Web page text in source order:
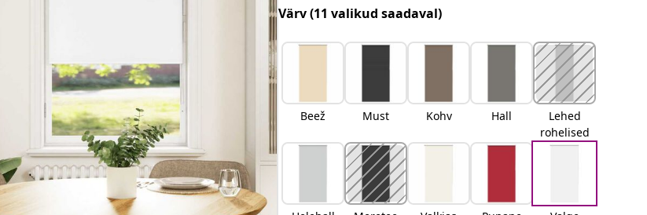
Värv(11 valikud saadaval)
Beež Must Kohv Hall
Lehed
rohelised